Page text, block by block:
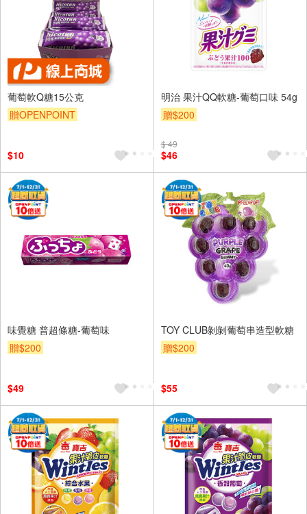
葡萄軟Q糖15公克
贈OPENPOINT
$10
明治 果汁QQ軟糖-葡萄口味 54g
贈$200
$ 49
$46
味覺糖 普超條糖-葡萄味
贈$200
$49
TOY CLUB剝剝葡萄串造型軟糖
贈$200
$55